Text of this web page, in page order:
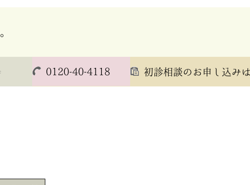
0120-40-4118 初診相談のお申し込み